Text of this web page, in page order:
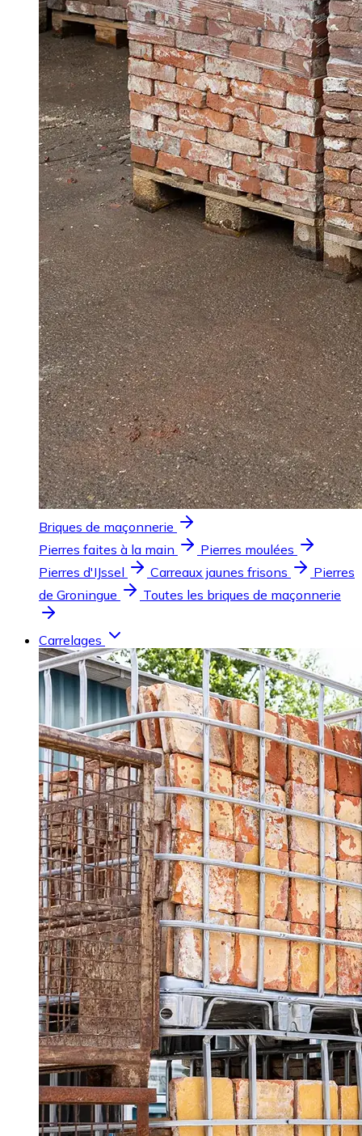
Briques de maçonnerie
Pierres faites à la main
Pierres moulées
Pierres d'IJssel
Carreaux jaunes frisons
Pierres
de Groningue
Toutes les briques de maçonnerie
Carrelages